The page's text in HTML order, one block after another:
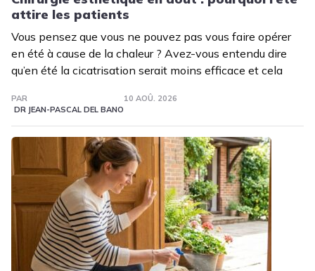
attire les patients
Vous pensez que vous ne pouvez pas vous faire opérer
en été à cause de la chaleur ? Avez-vous entendu dire
qu’en été la cicatrisation serait moins efficace et cela
PAR
DR JEAN-PASCAL DEL BANO
10 AOÛ. 2026